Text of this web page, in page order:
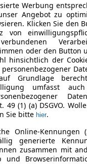
Werbung
Angebot zu
Klicken Sie den
von
oder den Button
hinsichtlich der
Grundlage
umfasst
(1) (a) DSGVO.
Sie bitte hier.
Online-Kennungen
generierte
zusammen mit